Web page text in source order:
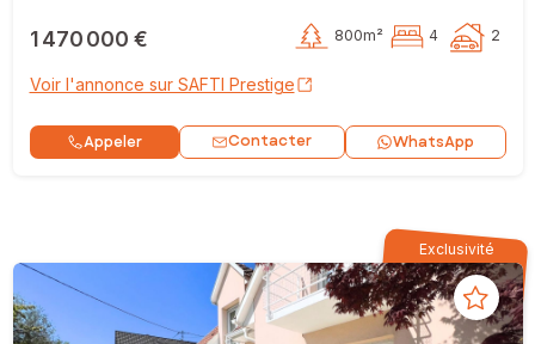
1 470 000 € 800m² 4 2
Voir l'annonce sur SAFTI Prestige
Appeler Contacter WhatsApp
Exclusivité